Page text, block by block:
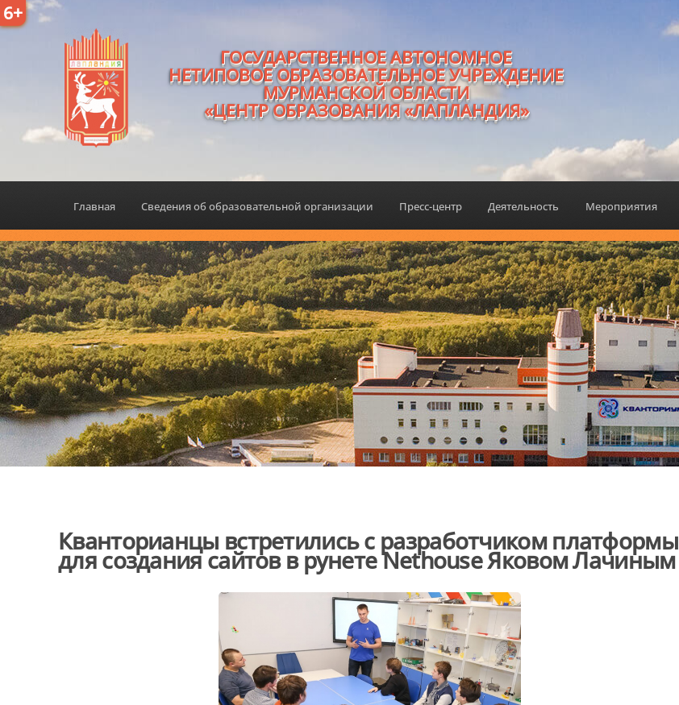
6+
ГОСУДАРСТВЕННОЕ АВТОНОМНОЕ
НЕТИПОВОЕ ОБРАЗОВАТЕЛЬНОЕ УЧРЕЖДЕНИЕ
МУРМАНСКОЙ ОБЛАСТИ
«ЦЕНТР ОБРАЗОВАНИЯ «ЛАПЛАНДИЯ»
Главная Сведения об образовательной организации Пресс-центр Деятельность Мероприятия
Кванторианцы встретились с разработчиком платформы
для создания сайтов в рунете Nethouse Яковом Лачиным